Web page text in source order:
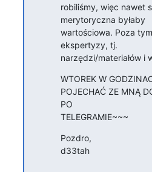
robiliśmy, więc nawet
merytoryczna byłaby
wartościowa. Poza
ekspertyzy, tj.
narzędzi/materiałów i
WTOREK W
POJECHAĆ ZE MNĄ
PO
TELEGRAMIE~~~
Pozdro,
d33tah